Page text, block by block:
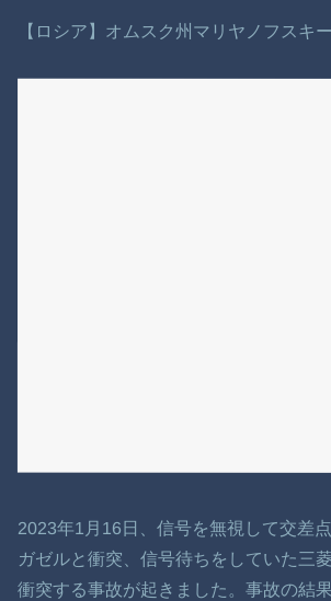
【ロシア】オムスク州マリヤノフスキ
2023年1月16日、信号を無視して交差
ガゼルと衝突、信号待ちをしていた三
衝突する事故が起きました。事故の結